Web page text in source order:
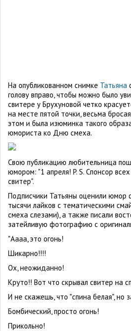
На опубликованном снимке Татьяна
голову вправо, чтобы можно было
свитере у Брухуновой четко
на месте пятой точки, весьма
этом и была изюминка такого
юмориста ко Дню смеха.
Свою публикацию любительница
юмором: "1 апреля! P. S. Спонсор
свитер".
Подписчики Татьяны оценили юмор
тысячи лайков с тематическими
смеха слезами), а также писали
затейливую фотографию с
"Аааа, это огонь!
Шикарно!!!!
Ох, неожиданно!
Круто!! Вот что скрывал свитер на
И не скажешь, что "спина белая", но
Бомбический, просто огонь!
Прикольно!